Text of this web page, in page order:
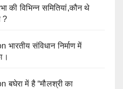
की विभिन्न समितियां,कौन थे
?
भारतीय संविधान निर्माण में
बघेरा में है “मौलश्री का